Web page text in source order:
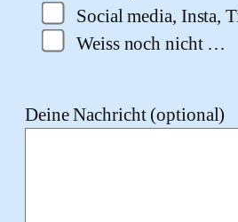
Social media, Insta,
Weiss noch nicht …
Deine Nachricht (optional)